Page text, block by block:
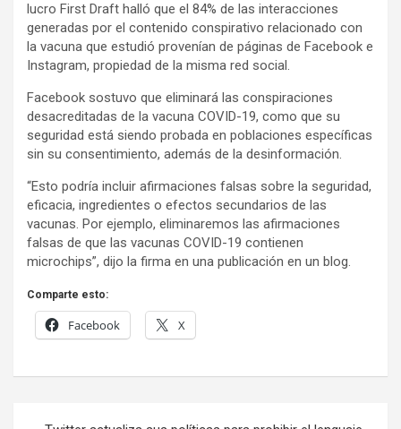
lucro First Draft halló que el 84% de las interacciones
generadas por el contenido conspirativo relacionado con
la vacuna que estudió provenían de páginas de Facebook e
Instagram, propiedad de la misma red social.
Facebook sostuvo que eliminará las conspiraciones
desacreditadas de la vacuna COVID-19, como que su
seguridad está siendo probada en poblaciones específicas
sin su consentimiento, además de la desinformación.
“Esto podría incluir afirmaciones falsas sobre la seguridad,
eficacia, ingredientes o efectos secundarios de las
vacunas. Por ejemplo, eliminaremos las afirmaciones
falsas de que las vacunas COVID-19 contienen
microchips”, dijo la firma en una publicación en un blog.
Comparte esto:
Facebook X